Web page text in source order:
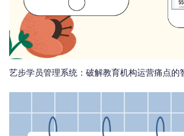
艺步学员管理系统：破解教育机构运营痛点的